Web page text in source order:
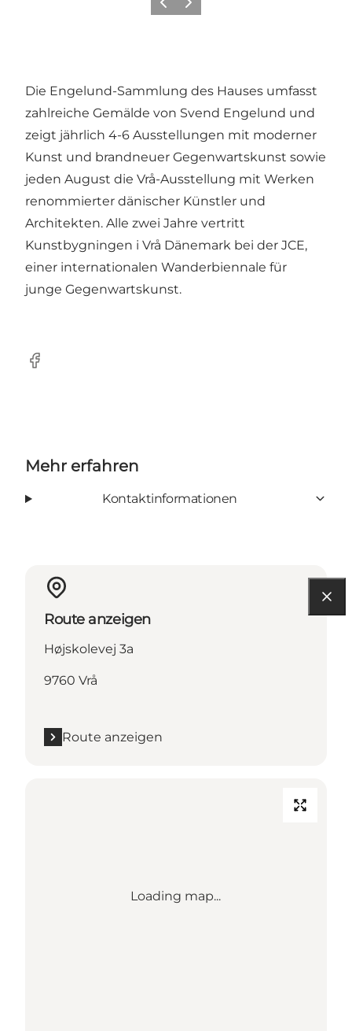
ZurückWeiter
Die Engelund-Sammlung des Hauses umfasst
zahlreiche Gemälde von Svend Engelund und
zeigt jährlich 4-6 Ausstellungen mit moderner
Kunst und brandneuer Gegenwartskunst sowie
jeden August die Vrå-Ausstellung mit Werken
renommierter dänischer Künstler und
Architekten. Alle zwei Jahre vertritt
Kunstbygningen i Vrå Dänemark bei der JCE,
einer internationalen Wanderbiennale für
junge Gegenwartskunst.
Facebook
Mehr erfahren
Kontaktinformationen
Route anzeigen
Højskolevej 3a
9760 Vrå
Route anzeigen
Loading map...